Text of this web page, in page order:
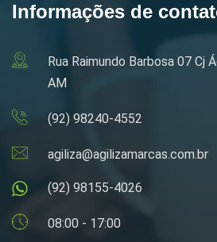
Informações de
Rua Raimundo Barbosa 07 Cj
AM
(92) 98240-4552
agiliza@agilizamarcas.com.br
(92) 98155-4026
08:00 - 17:00